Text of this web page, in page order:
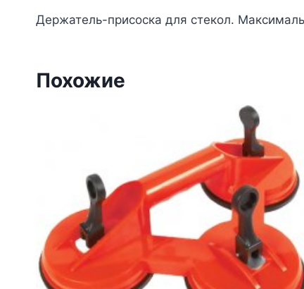
Держатель-присоска для стекол.
Похожие